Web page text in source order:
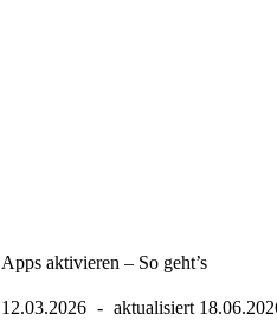
aktivieren – So geht’s
12.03.2026 aktualisiert